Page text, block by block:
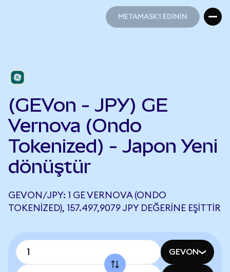
METAMASK'I EDİNİN
(GEVon - JPY) GE
Vernova (Ondo
Tokenized) - Japon Yeni
dönüştür
GEVON/JPY: 1 GE VERNOVA (ONDO
TOKENIZED), 157.497,9079 JPY DEĞERINE EŞITTIR
GEVON